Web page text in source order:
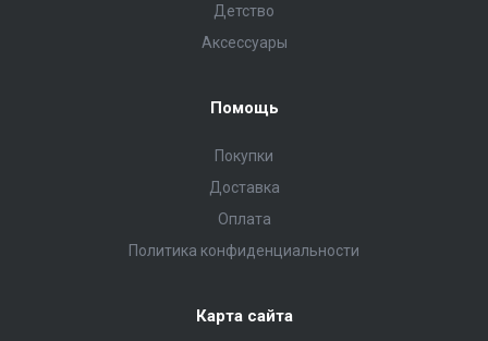
Детство
Аксессуары
Помощь
Покупки
Доставка
Оплата
Политика конфиденциальности
Карта сайта